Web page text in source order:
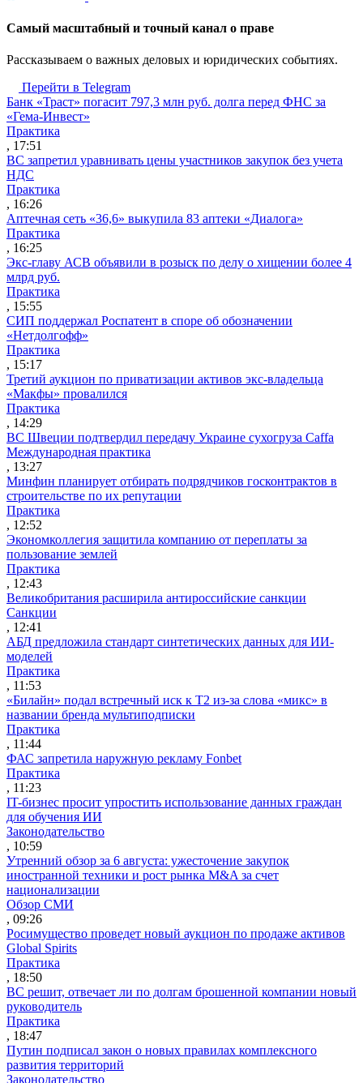
Cамый масштабный и точный канал о праве
Рассказываем о важных деловых и юридических событиях.
Перейти в Telegram
Банк «Траст» погасит 797,3 млн руб. долга перед ФНС за
«Гема-Инвест»
Практика
, 17:51
ВС запретил уравнивать цены участников закупок без учета
НДС
Практика
, 16:26
Аптечная сеть «36,6» выкупила 83 аптеки «Диалога»
Практика
, 16:25
Экс-главу АСВ объявили в розыск по делу о хищении более 4
млрд руб.
Практика
, 15:55
СИП поддержал Роспатент в споре об обозначении
«Нетдолгофф»
Практика
, 15:17
Третий аукцион по приватизации активов экс-владельца
«Макфы» провалился
Практика
, 14:29
ВС Швеции подтвердил передачу Украине сухогруза Caffa
Международная практика
, 13:27
Минфин планирует отбирать подрядчиков госконтрактов в
строительстве по их репутации
Практика
, 12:52
Экономколлегия защитила компанию от переплаты за
пользование землей
Практика
, 12:43
Великобритания расширила антироссийские санкции
Санкции
, 12:41
АБД предложила стандарт синтетических данных для ИИ-
моделей
Практика
, 11:53
«Билайн» подал встречный иск к Т2 из-за слова «микс» в
названии бренда мультиподписки
Практика
, 11:44
ФАС запретила наружную рекламу Fonbet
Практика
, 11:23
IT-бизнес просит упростить использование данных граждан
для обучения ИИ
Законодательство
, 10:59
Утренний обзор за 6 августа: ужесточение закупок
иностранной техники и рост рынка M&A за счет
национализации
Обзор СМИ
, 09:26
Росимущество проведет новый аукцион по продаже активов
Global Spirits
Практика
, 18:50
ВС решит, отвечает ли по долгам брошенной компании новый
руководитель
Практика
, 18:47
Путин подписал закон о новых правилах комплексного
развития территорий
Законодательство